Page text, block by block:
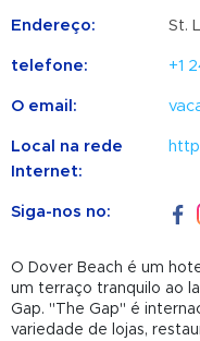
Endereço: St.
telefone: +1
O email:
Local na rede
Internet:
Siga-nos no:
O Dover Beach é um
um terraço tranquilo ao
Gap. "The Gap" é
variedade de lojas,